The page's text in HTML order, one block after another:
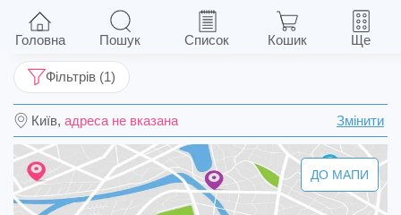
Олія для волосся Домашній Доктор репʼяхова
з червоним перцем 100 мл
Київ, адреса не вказана Змінити
Фільтрів (1)
ДО МАПИ
Головна Пошук Список Кошик Ще